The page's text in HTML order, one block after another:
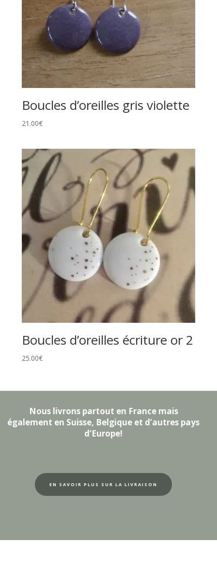
Boucles d’oreilles gris violette
21.00€
Boucles d’oreilles écriture or 2
25.00€
Nous livrons partout en France mais
également en Suisse, Belgique et d’autres pays
d’Europe!
EN SAVOIR PLUS SUR LA LIVRAISON